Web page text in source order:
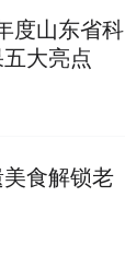
度山东省科
大亮点
食解锁老